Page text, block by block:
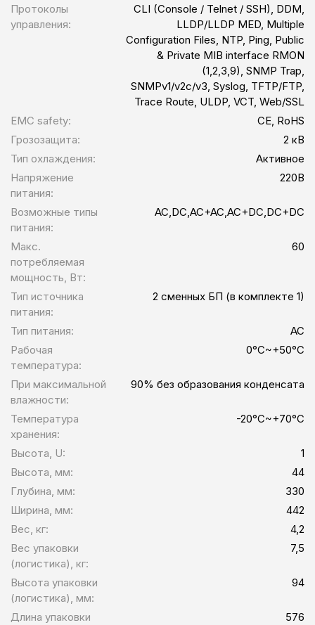
Протоколы
управления:
CLI (Console / Telnet / SSH), DDM,
LLDP/LLDP MED, Multiple
Configuration Files, NTP, Ping, Public
& Private MIB interface RMON
(1,2,3,9), SNMP Trap,
SNMPv1/v2c/v3, Syslog, TFTP/FTP,
Trace Route, ULDP, VCT, Web/SSL
EMC safety:
CE, RoHS
Грозозащита:
2 кВ
Тип охлаждения:
Активное
Напряжение
питания:
220В
Возможные типы
питания:
AC,DC,AC+AC,AC+DC,DC+DC
Макс.
потребляемая
мощность, Вт:
60
Тип источника
питания:
2 сменных БП (в комплекте 1)
Тип питания:
AC
Рабочая
температура:
0°C~+50°C
При максимальной
влажности:
90% без образования конденсата
Температура
хранения:
-20°C~+70°C
Высота, U:
1
Высота, мм:
44
Глубина, мм:
330
Ширина, мм:
442
Вес, кг:
4,2
Вес упаковки
(логистика), кг:
7,5
Высота упаковки
(логистика), мм:
94
Длина упаковки
576